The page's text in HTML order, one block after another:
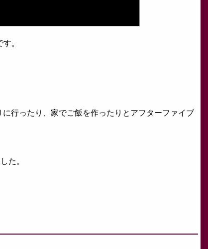
。
行ったり、家でご飯を作ったりとアフターファイブ
た。